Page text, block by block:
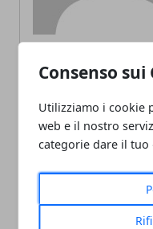
Consenso sui
Utilizziamo i cookie
web e il nostro
categorie dare il tuo